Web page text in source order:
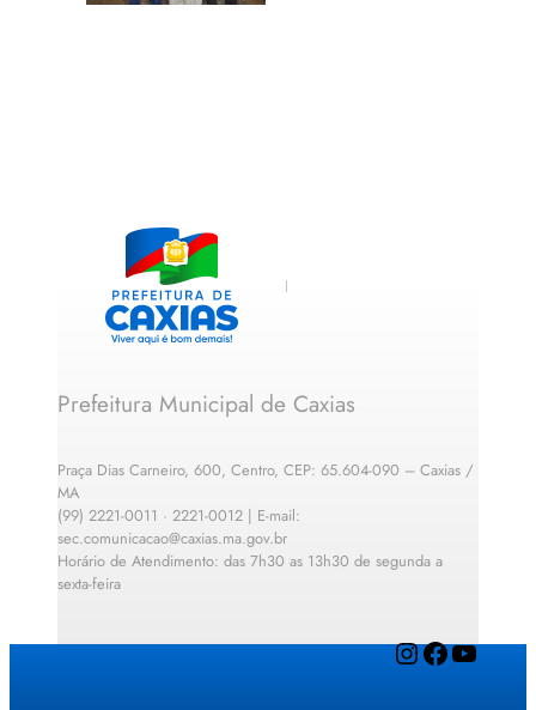
Prefeitura Municipal de Caxias
Praça Dias Carneiro, 600, Centro, CEP: 65.604-090 – Caxias /
MA
(99) 2221-0011 · 2221-0012 | E-mail:
sec.comunicacao@caxias.ma.gov.br
Horário de Atendimento: das 7h30 as 13h30 de segunda a
sexta-feira
InstagramFacebook YouTube